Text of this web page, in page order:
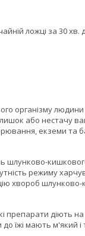
ложці за 30 хв.
організму
або нестачу
екземи та
кишкового
режиму
хвороб
діють на
до їжі мають м'який